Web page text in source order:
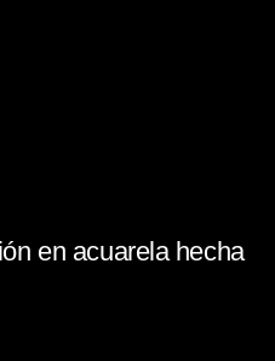
en acuarela hecha